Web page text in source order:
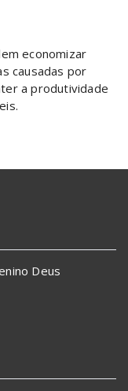
economizar
causadas por
a produtividade
Deus